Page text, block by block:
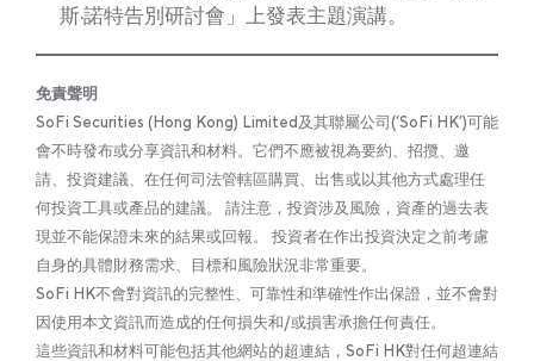
斯·諾特告別研討會」上發表主題演講。
免責聲明
SoFi Securities (Hong Kong) Limited及其聯屬公司(‘SoFi HK’)可能
會不時發布或分享資訊和材料。它們不應被視為要約、招攬、邀
請、投資建議、在任何司法管轄區購買、出售或以其他方式處理任
何投資工具或產品的建議。 請注意，投資涉及風險，資產的過去表
現並不能保證未來的結果或回報。 投資者在作出投資決定之前考慮
自身的具體財務需求、目標和風險狀況非常重要。
SoFi HK不會對資訊的完整性、可靠性和準確性作出保證，並不會對
因使用本文資訊而造成的任何損失和/或損害承擔任何責任。
這些資訊和材料可能包括其他網站的超連結，SoFi HK對任何超連結